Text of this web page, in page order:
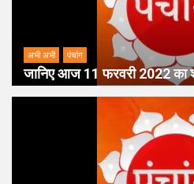
अभी अभी पंचांग
जानिए आज 11 फरवरी 2022 का